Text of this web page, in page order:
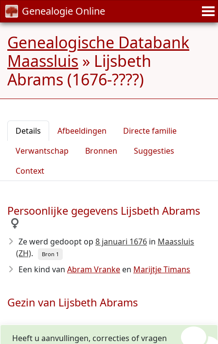
Genealogie Online
Genealogische Databank
Maassluis » Lijsbeth
Abrams (1676-????)
Details Afbeeldingen
Directe familie
Verwantschap
Bronnen
Suggesties
Context
Persoonlijke gegevens Lijsbeth Abrams
Ze werd gedoopt op 8 januari 1676 in Maassluis
(ZH). Bron 1
Een kind van Abram Vranke en Marijtje Timans
Gezin van Lijsbeth Abrams
Heeft u aanvullingen, correcties of vragen